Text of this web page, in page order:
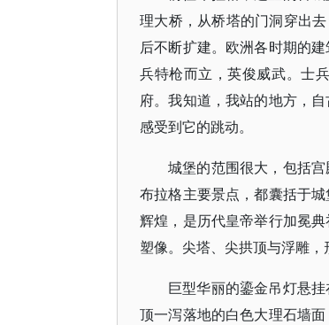
理大桥，从桥塔的门洞穿出
后不断扩建。欧洲各时期的
兵特枪而立，英俊威武。士
府。我知道，我站的地方，
感受到它的跳动。
城堡的范围很大，包括
布拉格主要景点，都囊括于
辉煌，是历代皇帝举行加冕
塑像。尖塔、尖拱顶与浮雕，
巨型华丽的鎏金吊灯悬
顶一泻落地的白色大理石墙